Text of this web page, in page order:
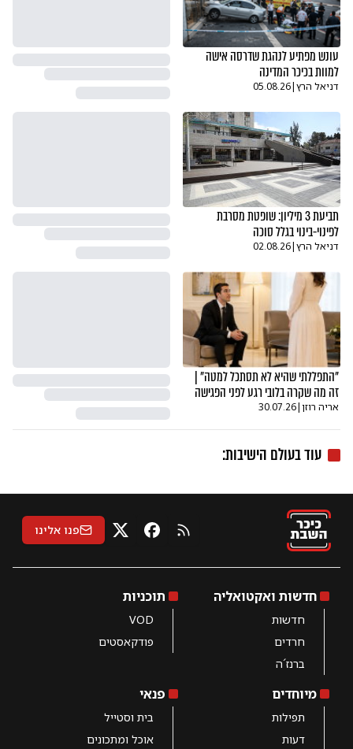
עונש מפתיע לנהגת שדרסה אישה
למוות בכיכר המדינה
דניאל הרץ|
05.08.26
תביעת 3 מיליון: שופטת מסרבת
לפינוי-בינוי בגלל סוכה
דניאל הרץ 02.08.26
"התפללתי שהיא לא תסתכל למטה" |
זה מה שקרה בלובי רגע לפני הפגישה
אריה רוזן|
30.07.26
עוד בעולם הישיבות:
RSS פייסבוק
X פנו אלינו
חדשות ואקטואליה
חדשות
חרדים
ברנז´ה
תוכניות
VOD
פודקאסטים
מיוחדים
תפילות
דעות
פנאי
בית וסטייל
אוכל ומתכונים